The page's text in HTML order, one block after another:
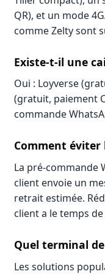
QR), et un mode
comme Zelty sont
Existe-t-il une
Oui : Loyverse
(gratuit, paiement
commande
Comment
La pré-commande
client envoie un
retrait estimée.
client a le temps
Quel terminal
Les solutions